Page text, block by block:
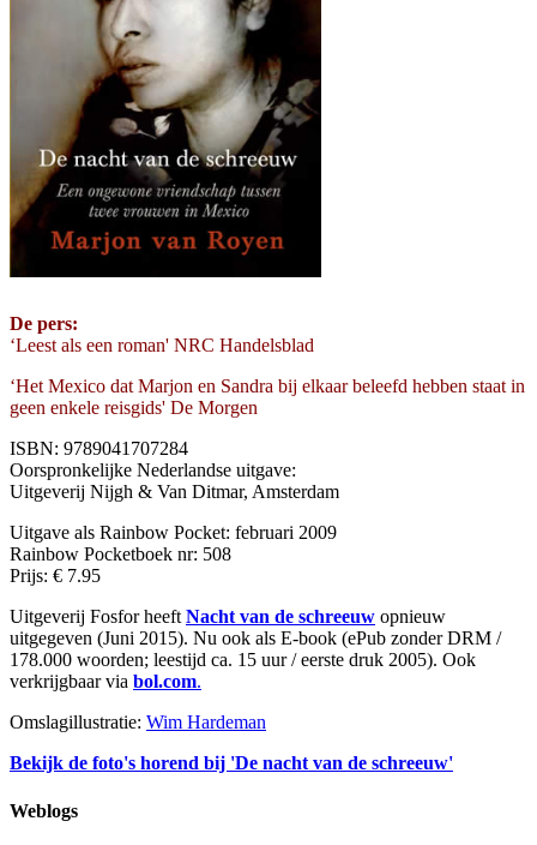
De pers:
‘Leest als een roman' NRC Handelsblad
‘Het Mexico dat Marjon en Sandra bij elkaar beleefd hebben staat in
geen enkele reisgids' De Morgen
ISBN: 9789041707284
Oorspronkelijke Nederlandse uitgave:
Uitgeverij Nijgh & Van Ditmar, Amsterdam
Uitgave als Rainbow Pocket: februari 2009
Rainbow Pocketboek nr: 508
Prijs: € 7.95
Uitgeverij Fosfor heeft Nacht van de schreeuw opnieuw
uitgegeven (Juni 2015). Nu ook als E-book (ePub zonder DRM /
178.000 woorden; leestijd ca. 15 uur / eerste druk 2005). Ook
verkrijgbaar via bol.com.
Omslagillustratie: Wim Hardeman
Bekijk de foto's horend bij 'De nacht van de schreeuw'
Weblogs